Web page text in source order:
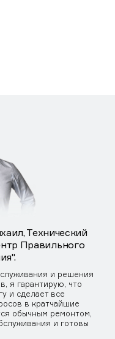
Технический
Правильного
и решения
я гарантирую, что
и сделает все
в кратчайшие
обычным ремонтом,
и готовы